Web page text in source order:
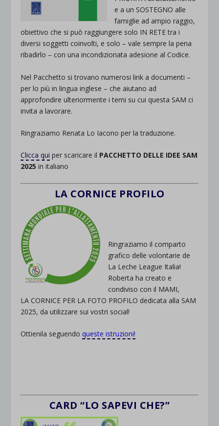
e a un SOSTEGNO alle
famiglie ad ampio raggio,
obiettivo che si può raggiungere solo IN RETE tra i
diversi soggetti coinvolti, e solo – vale sempre la pena
ribadirlo – con una incondizionata adesione al Codice.
Nel Pacchetto si trovano numerosi link a documenti –
per lo più in lingua inglese – che aiutano ad
approfondire ulteriormente i temi su cui questa SAM ci
invita a lavorare.
Ringraziamo Renata Lo Iacono per la traduzione.
Clicca qui per scaricare il PACCHETTO DELLE IDEE SAM
2025 in italiano
LA CORNICE PROFILO
Ringraziamo il comparto
grafico delle volontarie de
La Leche League Italia!
Roberta ha creato e
condiviso con il MAMI,
LA CORNICE PER LA FOTO PROFILO dedicata alla SAM
2025, da utilizzare sui vostri social!
Ottienila seguendoqueste istruzioni!
CARD “LO SAPEVI CHE?”